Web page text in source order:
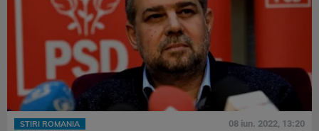
STIRI ROMANIA 08 iun. 2022, 13:20